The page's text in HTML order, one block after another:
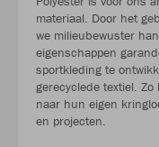
materiaal. Door het
we milieubewuster
eigenschappen
sportkleding te
gerecyclede textiel.
naar hun eigen
en projecten.